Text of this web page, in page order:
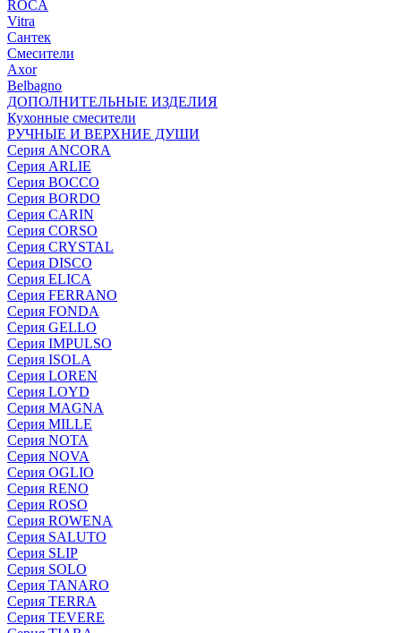
ROCA
Vitra
Сантек
Смесители
Axor
Belbagno
ДОПОЛНИТЕЛЬНЫЕ ИЗДЕЛИЯ
Кухонные смесители
РУЧНЫЕ И ВЕРХНИЕ ДУШИ
Серия ANCORA
Серия ARLIE
Серия BOCCO
Серия BORDO
Серия CARIN
Серия CORSO
Серия CRYSTAL
Серия DISCO
Серия ELICA
Серия FERRANO
Серия FONDA
Серия GELLO
Серия IMPULSO
Серия ISOLA
Серия LOREN
Серия LOYD
Серия MAGNA
Серия MILLE
Серия NOTA
Серия NOVA
Серия OGLIO
Серия RENO
Серия ROSO
Серия ROWENA
Серия SALUTO
Серия SLIP
Серия SOLO
Серия TANARO
Серия TERRA
Серия TEVERE